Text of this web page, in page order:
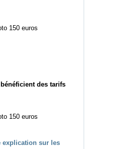
150 euros
des tarifs
150 euros